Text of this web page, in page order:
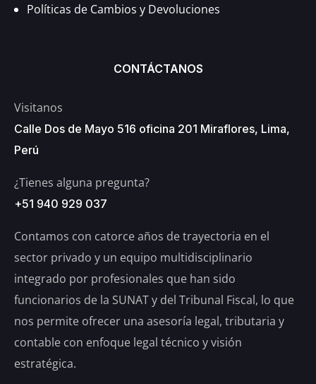
Políticas de Cambios y Devoluciones
CONTÁCTANOS
Visitanos
Calle Dos de Mayo 516 oficina 201 Miraflores, Lima,
Perú
¿Tienes alguna pregunta?
+51 940 929 037
Contamos con catorce años de trayectoria en el
sector privado y un equipo multidisciplinario
integrado por profesionales que han sido
funcionarios de la SUNAT y del Tribunal Fiscal, lo que
nos permite ofrecer una asesoría legal, tributaria y
contable con enfoque legal técnico y visión
estratégica.